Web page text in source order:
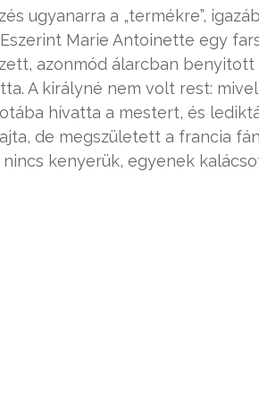
ugyanarra a „termékre”,
Marie Antoinette egy
azonmód álarcban
A királyné nem volt rest:
hívatta a mestert, és
de megszületett a francia
kenyerük, egyenek